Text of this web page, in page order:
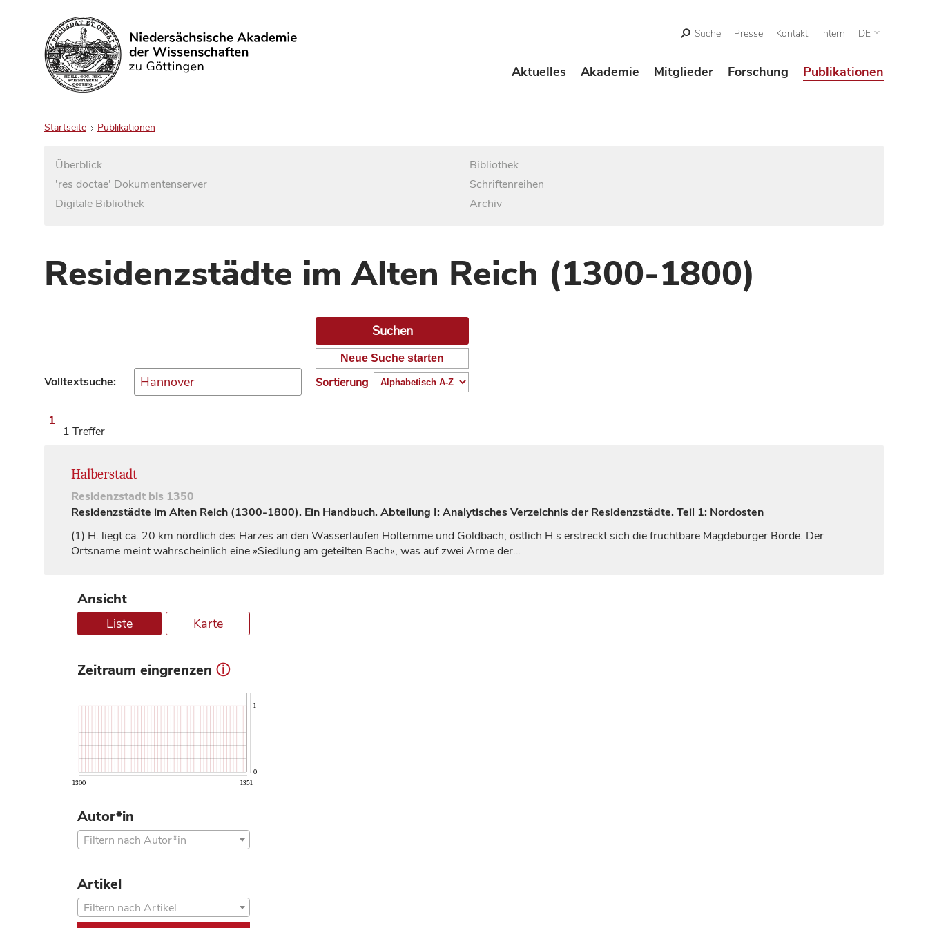
Suchen
Suche Presse Kontakt Intern DE
Aktuelles Akademie Mitglieder Forschung Publikationen
Startseite Publikationen
Überblick
'res doctae' Dokumentenserver
Digitale Bibliothek
Bibliothek
Schriftenreihen
Archiv
Residenzstädte im Alten Reich (1300-1800)
Volltextsuche:
Neue Suche starten
Sortierung
1
1 Treffer
Halberstadt
Residenzstadt bis 1350
Residenzstädte im Alten Reich (1300-1800). Ein Handbuch. Abteilung I: Analytisches Verzeichnis der Residenzstädte. Teil 1: Nordosten
(1) H. liegt ca. 20 km nördlich des Harzes an den Wasserläufen Holtemme und Goldbach; östlich H.s erstreckt sich die fruchtbare Magdeburger Börde. Der
Ortsname meint wahrscheinlich eine »Siedlung am geteilten Bach«, was auf zwei Arme der…
Ansicht
Liste Karte
Zeitraum eingrenzen ⓘ
1300 1351
0
1
Autor*in
Filtern nach Autor*in
Artikel
Filtern nach Artikel